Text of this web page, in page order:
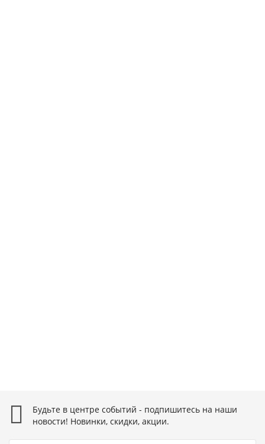
Будьте в центре событий - подпишитесь на наши
новости! Новинки, скидки, акции.